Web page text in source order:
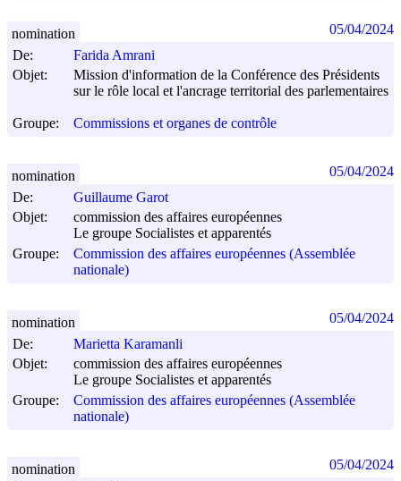
De:
Farida Amrani
Objet:
Mission d'information de la Conférence des Présidents
sur le rôle local et l'ancrage territorial des parlementaires
Groupe: Commissions et organes de contrôle
nomination 05/04/2024
De:
Guillaume Garot
Objet:
commission des affaires européennes
Le groupe Socialistes et apparentés
Groupe:
Commission des affaires européennes (Assemblée
nationale)
nomination 05/04/2024
De:
Marietta Karamanli
Objet:
commission des affaires européennes
Le groupe Socialistes et apparentés
Groupe:
Commission des affaires européennes (Assemblée
nationale)
nomination 05/04/2024
nomination 05/04/2024